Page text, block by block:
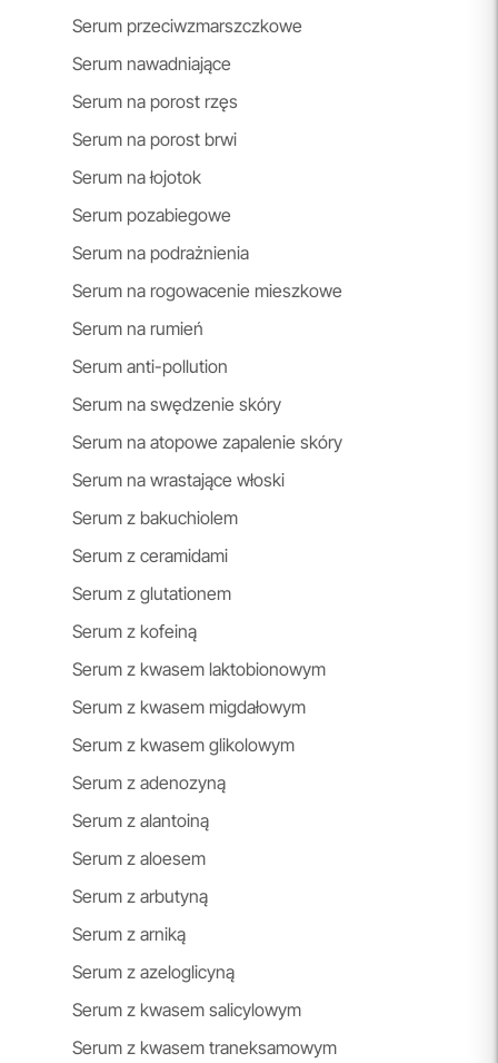
Serum przeciwzmarszczkowe
Serum nawadniające
Serum na porost rzęs
Serum na porost brwi
Serum na łojotok
Serum pozabiegowe
Serum na podrażnienia
Serum na rogowacenie mieszkowe
Serum na rumień
Serum anti-pollution
Serum na swędzenie skóry
Serum na atopowe zapalenie skóry
Serum na wrastające włoski
Serum z bakuchiolem
Serum z ceramidami
Serum z glutationem
Serum z kofeiną
Serum z kwasem laktobionowym
Serum z kwasem migdałowym
Serum z kwasem glikolowym
Serum z adenozyną
Serum z alantoiną
Serum z aloesem
Serum z arbutyną
Serum z arniką
Serum z azeloglicyną
Serum z kwasem salicylowym
Serum z kwasem traneksamowym